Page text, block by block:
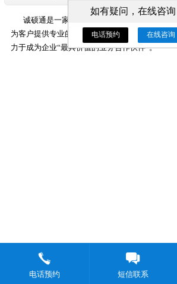
诚硕通是一家来自中国的IT服务企业，汇聚了
为客户提供专业的数字化咨询、体验交互、技术
力于成为企业“最具价值的业务合作伙伴”。
电话预约 短信联系
如有疑问，在线咨询
电话预约 在线咨询